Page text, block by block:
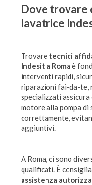
Dove trovare
lavatrice
Trovare tecnici
Indesit a Roma è
interventi rapidi,
riparazioni fai-da-te,
specializzati
motore alla pompa
correttamente,
aggiuntivi.
A Roma, ci sono
qualificati. È
assistenza